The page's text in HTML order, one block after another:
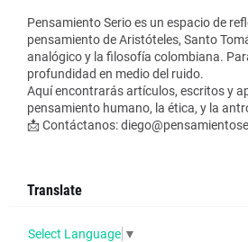
Pensamiento Serio es un espacio de
pensamiento de Aristóteles, Santo
analógico y la filosofía colombiana.
profundidad en medio del ruido.
Aquí encontrarás artículos, escritos y
pensamiento humano, la ética, y la
📩 Contáctanos:
Translate
Select Language ▼